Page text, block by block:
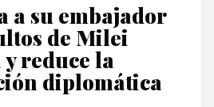
a su embajador
de Milei
reduce la
diplomática